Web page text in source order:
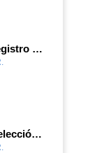
3.3. Modelo de registro avanzado de eventos según W3C 3.
1.1. Formas de selección del objeto Form 3